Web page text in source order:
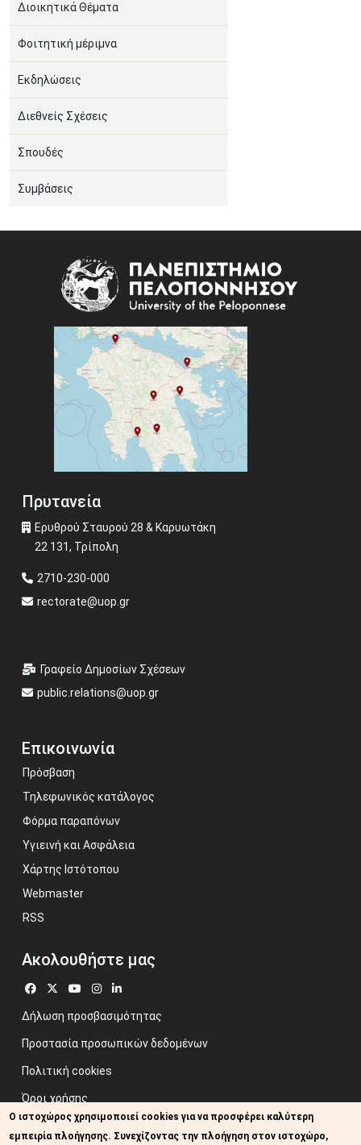
Διοικητικά Θέματα
Φοιτητική μέριμνα
Εκδηλώσεις
Διεθνείς Σχέσεις
Σπουδές
Συμβάσεις
Πρυτανεία
Ερυθρού Σταυρού 28 & Καρυωτάκη
22 131, Τρίπολη
2710-230-000
rectorate@uop.gr
Γραφείο Δημοσίων Σχέσεων
public.relations@uop.gr
Επικοινωνία
Πρόσβαση
Τηλεφωνικός κατάλογος
Φόρμα παραπόνων
Υγιεινή και Ασφάλεια
Χάρτης Ιστότοπου
Webmaster
RSS
Ακολουθήστε μας
Δήλωση προσβασιμότητας
Προστασία προσωπικών δεδομένων
Πολιτική cookies
Όροι χρήσης
Προηγούμενος ιστότοπος
Ο ιστοχώρος χρησιμοποιεί cookies για να προσφέρει καλύτερη
εμπειρία πλοήγησης. Συνεχίζοντας την πλοήγηση στον ιστοχώρο,